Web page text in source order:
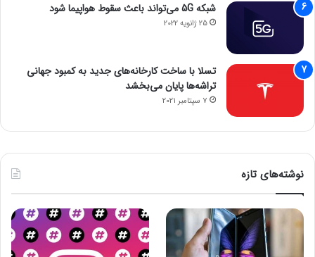
شبکه 5G می‌تواند باعث سقوط هواپیما شود
25 ژانویه 2022
تسلا با ساخت کارخانه‌های جدید به کمبود جهانی
تراشه‌ها پایان می‌بخشد
7 سپتامبر 2021
نوشته‌های تازه